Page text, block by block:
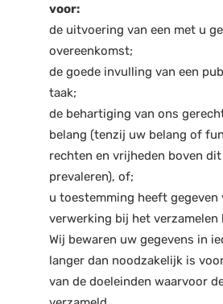
voor:
de uitvoering van een met u
overeenkomst;
de goede invulling van een
taak;
de behartiging van ons
belang (tenzij uw belang of
rechten en vrijheden boven
prevaleren), of;
u toestemming heeft gegeven
verwerking bij het verzamelen
Wij bewaren uw gegevens in
langer dan noodzakelijk is
van de doeleinden waarvoor